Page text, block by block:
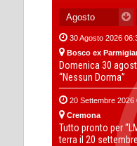
30 Agosto 2026
Bosco ex
Domenica 30
“Nessun Dorma”
20 Settembre 2026
Cremona
Tutto pronto per
terra il 20 settembre